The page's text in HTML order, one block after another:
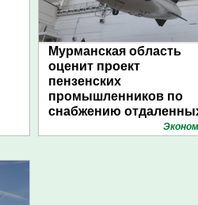
Мурманская область
оценит проект
пензенских
промышленников по
снабжению
поселений с помощью